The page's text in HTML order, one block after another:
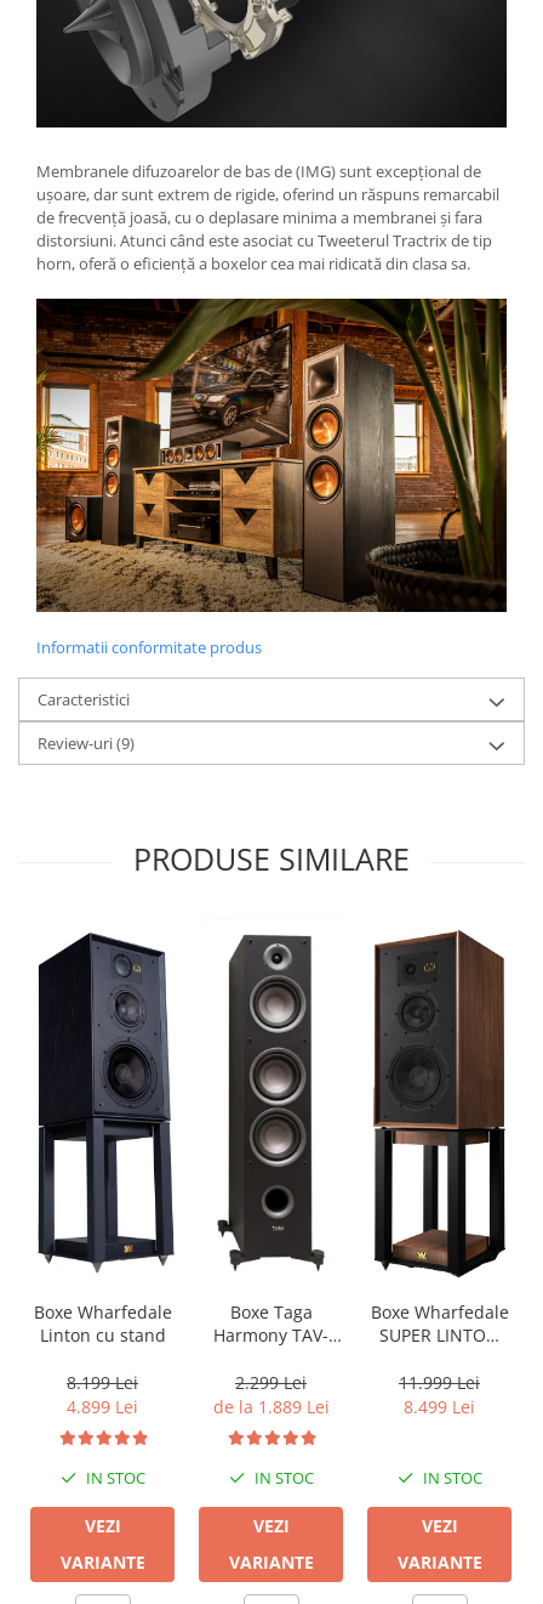
Membranele difuzoarelor de bas de (IMG) sunt excepțional de
ușoare, dar sunt extrem de rigide, oferind un răspuns remarcabil
de frecvență joasă, cu o deplasare minima a membranei și fara
distorsiuni. Atunci când este asociat cu Tweeterul Tractrix de tip
horn, oferă o eficiență a boxelor cea mai ridicată din clasa sa.
Informatii conformitate produs
Caracteristici
Review-uri(9)
PRODUSE SIMILARE
Boxe Wharfedale
Linton cu stand
8.199 Lei
4.899 Lei
IN STOC
VEZI
VARIANTE
Boxe Taga
Harmony TAV-
2.299 Lei
de la 1.889 Lei
IN STOC
VEZI
VARIANTE
Boxe Wharfedale
SUPER LINTON
11.999 Lei
8.499 Lei
IN STOC
VEZI
VARIANTE